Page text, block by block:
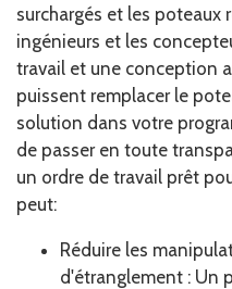
surchargés et les poteaux
ingénieurs et les
travail et une conception
puissent remplacer le
solution dans votre
de passer en toute
un ordre de travail prêt
peut:
Réduire les
d'étranglement : Un